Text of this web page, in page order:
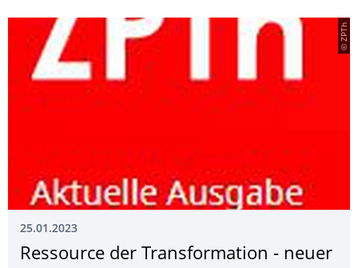
© ZPTh
25.01.2023
Ressource der Transformation - neuer